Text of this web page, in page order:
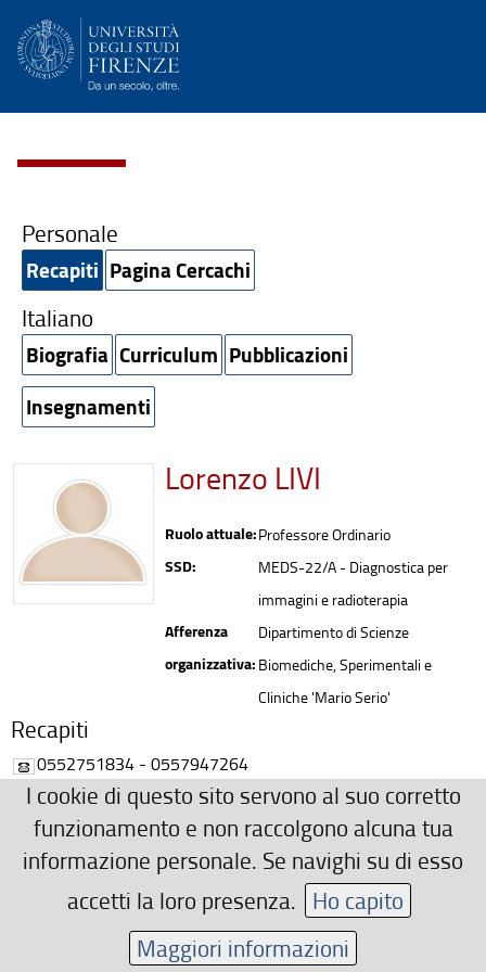
Personale
Recapiti Pagina Cercachi
Italiano
Biografia Curriculum Pubblicazioni
Insegnamenti
Lorenzo LIVI
Ruolo attuale:Professore Ordinario
SSD:
MEDS-22/A - Diagnostica per
immagini e radioterapia
Afferenza
organizzativa:
Dipartimento di Scienze
Biomediche, Sperimentali e
Cliniche 'Mario Serio'
Recapiti
0552751834 - 0557947264
lorenzo.livi(AT)unifi.it
Area riservata
I cookie di questo sito servono al suo corretto
funzionamento e non raccolgono alcuna tua
informazione personale. Se navighi su di esso
accetti la loro presenza. Ho capito
Maggiori informazioni